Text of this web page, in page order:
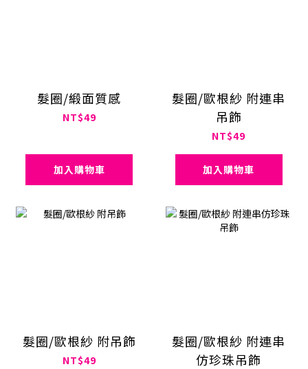
髮圈/緞面質感
NT$49
加入購物車
髮圈/歐根紗 附連串
吊飾
NT$49
加入購物車
髮圈/歐根紗 附吊飾
NT$49
髮圈/歐根紗 附連串
仿珍珠吊飾